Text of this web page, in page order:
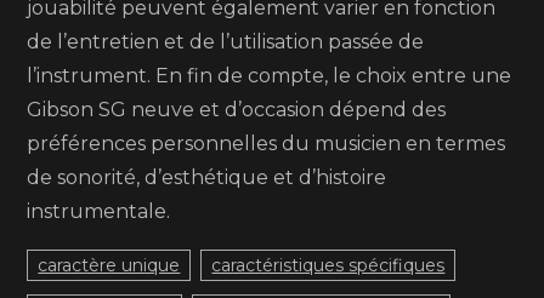
jouabilité peuvent également varier en fonction
de l’entretien et de l’utilisation passée de
l’instrument. En fin de compte, le choix entre une
Gibson SG neuve et d’occasion dépend des
préférences personnelles du musicien en termes
de sonorité, d’esthétique et d’histoire
instrumentale.
caractère unique caractéristiques spécifiques